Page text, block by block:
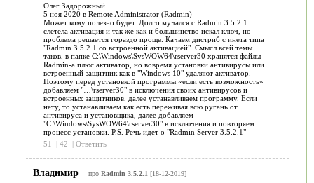
Олег Задорожный
5 ноя 2020 в Remote Administrator (Radmin)
Может кому полезно будет. Долго мучался с Radmin 3.5.2.1
слетела активация и так же как и большинство искал ключ, но
проблема решается гораздо проще. Качаем дистриб с инета типа
"Radmin 3.5.2.1 со встроенной активацией". Смысл всей темы
таков, в папке C:\Windows\SysWOW64\rserver30 хранятся файлы
Radmin-а плюс активатор, но вовремя установки антивирусы или
встроенный защитник как в "Windows 10" удаляют активатор.
Поэтому перед установкой программы «если есть возможность»
добавляем "…\rserver30" в исключения своих антивирусов и
встроенных защитников, далее устанавливаем программу. Если
нету, то устанавливаем как есть переживая всю ругань от
антивируса и установщика, далее добавляем
"C:\Windows\SysWOW64\rserver30" в исключения и повторяем
процесс установки. P.S. Речь идет о "Radmin Server 3.5.2.1"
51
42 Ответить
Владимир про Radmin 3.5.2.1[18-12-2019]